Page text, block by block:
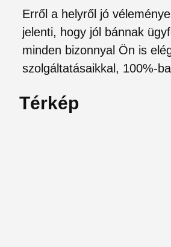
Erről a helyről jó
jelenti, hogy jól bánnak
minden bizonnyal Ön is
szolgáltatásaikkal, 100%-
Térkép